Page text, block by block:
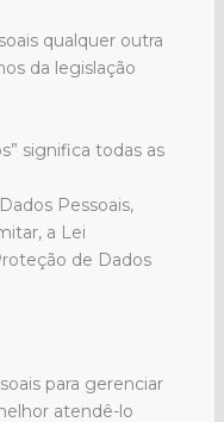
qualquer outra
da legislação
significa todas as
Pessoais,
a Lei
de Dados
para gerenciar
atendê-lo